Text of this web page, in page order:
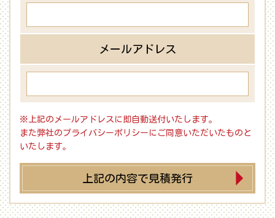
メールアドレス
※上記のメールアドレスに即自動送付いたします。
また弊社のプライバシーポリシーにご同意いただいたものと
いたします。
上記の内容で見積発行